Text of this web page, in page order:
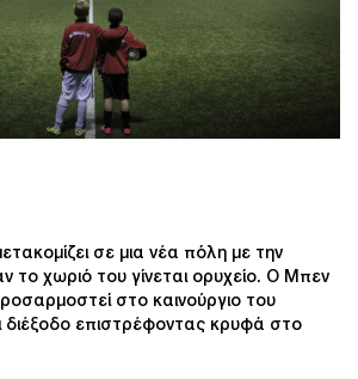
σε μια νέα πόλη με την
το χωριό του γίνεται ορυχείο. Ο Μπεν
στο καινούργιο του
διέξοδο επιστρέφοντας κρυφά στο